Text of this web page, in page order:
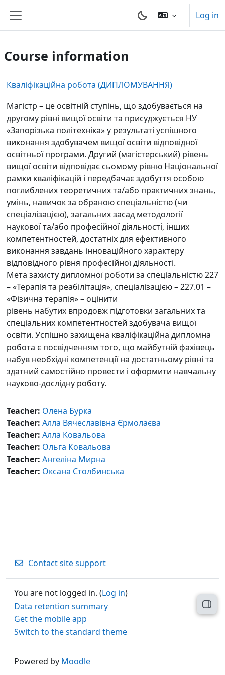
Side panel
Log in
Course information
Кваліфікаційна робота (ДИПЛОМУВАННЯ)
Магістр – це освітній ступінь, що здобувається на
другому рівні вищої освіти та присуджується НУ
«Запорізька політехніка» у результаті успішного
виконання здобувачем вищої освіти відповідної
освітньої програми. Другий (магістерський) рівень
вищої освіти відповідає сьомому рівню Національної
рамки кваліфікацій і передбачає здобуття особою
поглиблених теоретичних та/або практичних знань,
умінь, навичок за обраною спеціальністю (чи
спеціалізацією), загальних засад методології
наукової та/або професійної діяльності, інших
компетентностей, достатніх для ефективного
виконання завдань інноваційного характеру
відповідного рівня професійної діяльності.
Мета захисту дипломної роботи за спеціальністю 227
– «Терапія та реабілітація», спеціалізацією – 227.01 –
«Фізична терапія» – оцінити
рівень набутих впродовж підготовки загальних та
спеціальних компетентностей здобувача вищої
освіти. Успішно захищена кваліфікаційна дипломна
робота є посвідченням того, що майбутній фахівець
набув необхідні компетенції на достатньому рівні та
здатний самостійно провести і оформити навчальну
науково-дослідну роботу.
Teacher: Олена Бурка
Teacher: Алла Вячеславівна Єрмолаєва
Teacher: Алла Ковальова
Teacher: Ольга Ковальова
Teacher: Ангеліна Мирна
Teacher: Оксана Столбинська
Contact site support
You are not logged in. (Log in)
Data retention summary
Get the mobile app
Switch to the standard theme
Powered by Moodle